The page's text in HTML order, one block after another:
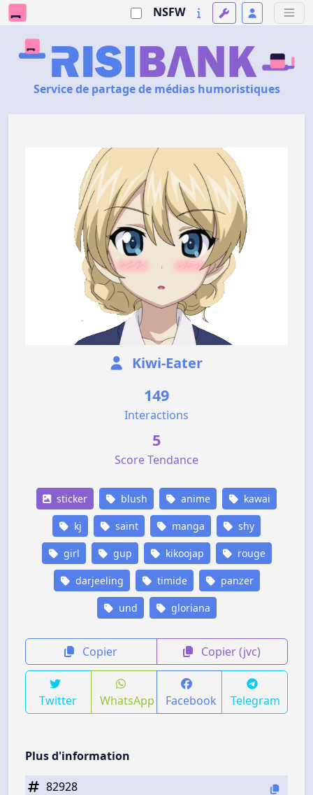
NSFW
Service de partage de médias humoristiques
Kiwi-Eater
149
Interactions
5
Score Tendance
sticker blush anime kawai
kj saint manga shy
girl gup kikoojap rouge
darjeeling timide panzer
und gloriana
Copier Copier (jvc)
Twitter WhatsApp Facebook Telegram
Plus d'information
82928